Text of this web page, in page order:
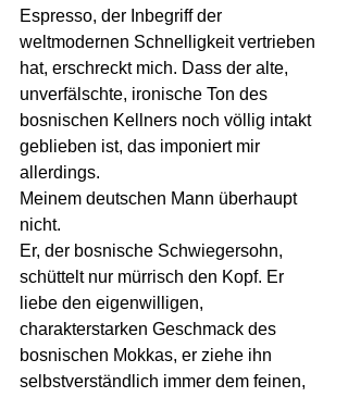
Espresso, der Inbegriff der
weltmodernen Schnelligkeit vertrieben
hat, erschreckt mich. Dass der alte,
unverfälschte, ironische Ton des
bosnischen Kellners noch völlig intakt
geblieben ist, das imponiert mir
allerdings.
Meinem deutschen Mann überhaupt
nicht.
Er, der bosnische Schwiegersohn,
schüttelt nur mürrisch den Kopf. Er
liebe den eigenwilligen,
charakterstarken Geschmack des
bosnischen Mokkas, er ziehe ihn
selbstverständlich immer dem feinen,